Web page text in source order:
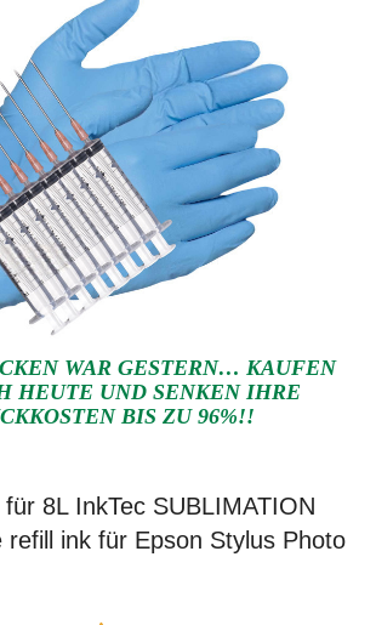
WAR GESTERN… KAUFEN
HEUTE UND SENKEN IHRE
BIS ZU 96%!!
8L InkTec SUBLIMATION
refill ink für Epson Stylus Photo